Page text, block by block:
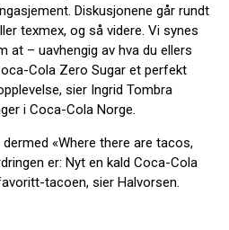
Diskusjonene går rundt
texmex, og så videre. Vi synes
at – uavhengig av hva du ellers
Cola Zero Sugar et perfekt
sier Ingrid Tombra
i Coca-Cola Norge.
«Where there are tacos,
er: Nyt en kald Coca-Cola
tacoen, sier Halvorsen.